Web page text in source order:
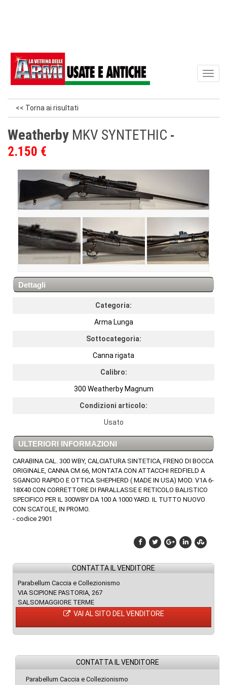
<< Torna ai risultati
Weatherby MKV SYNTETHIC
2.150 €
Dettagli
Categoria:
Arma Lunga
Sottocategoria:
Canna rigata
Calibro:
300 Weatherby Magnum
Condizioni articolo:
Usato
ULTERIORI INFORMAZIONI
CARABINA CAL. 300 WBY, CALCIATURA SINTETICA, FRENO DI BOCCA
ORIGINALE, CANNA CM.66, MONTATA CON ATTACCHI REDFIELD A
SGANCIO RAPIDO E OTTICA SHEPHERD ( MADE IN USA) MOD. V1A 6-
18X40 CON CORRETTORE DI PARALLASSE E RETICOLO BALISTICO
SPECIFICO PER IL 300WBY DA 100 A 1000 YARD. IL TUTTO NUOVO
CON SCATOLE, IN PROMO.
- codice 2901
CONTATTA IL VENDITORE
Parabellum Caccia e Collezionismo
VIA SCIPIONE PASTORIA, 267
SALSOMAGGIORE TERME
VAI AL SITO DEL VENDITORE
CONTATTA IL VENDITORE
Parabellum Caccia e Collezionismo